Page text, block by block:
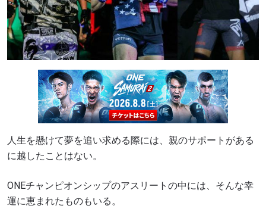
人生を懸けて夢を追い求める際には、親のサポートがある
に越したことはない。
ONEチャンピオンシップのアスリートの中には、そんな幸
運に恵まれたものもいる。